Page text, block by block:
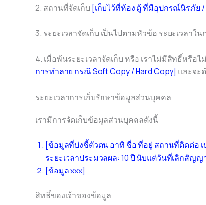
2. สถานที่จัดเก็บ [เก็บไว้ที่ห้อง ตู้ ที่มีอุปกรณ์นิรภัย /
3. ระยะเวลาจัดเก็บ เป็นไปตามหัวข้อ ระยะเวลา
4. เมื่อพ้นระยะเวลาจัดเก็บ หรือ เราไม่มีสิทธิ์หรื
การทำลาย กรณี Soft Copy / Hard Copy] และจะ
ระยะเวลาการเก็บรักษาข้อมูลส่วนบุคคล
เรามีการจัดเก็บข้อมูลส่วนบุคคลดังนี้
[ข้อมูลที่บ่งชี้ตัวตน อาทิ ชื่อ ที่อยู่ สถานที่ติดต่อ เ
ระยะเวลาประมวลผล: 10 ปี นับแต่วันที่เลิกสัญญ
[ข้อมูล xxx]
สิทธิ์ของเจ้าของข้อมูล